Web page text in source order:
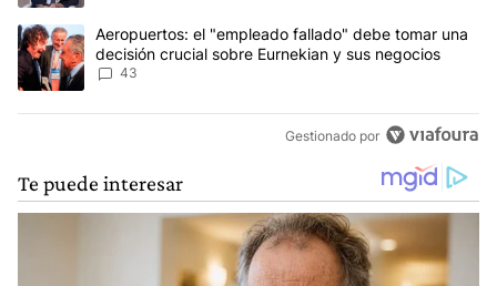
Un artículo de tendencia con el título "Aeropuertos: el
Aeropuertos: el "empleado fallado" debe tomar una
decisión crucial sobre Eurnekian y sus negocios
43
Gestionado por